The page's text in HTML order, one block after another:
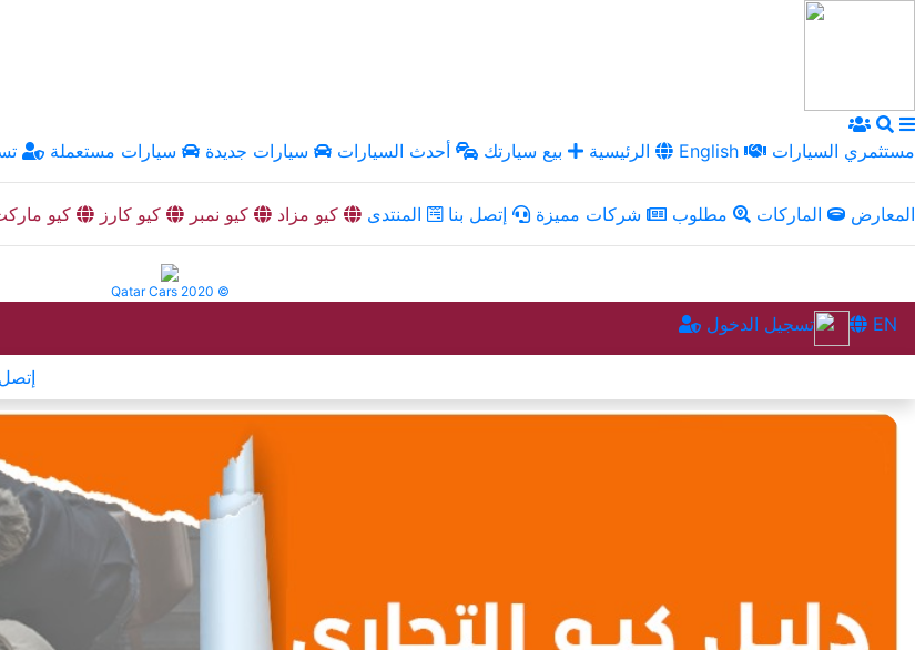
الرئيسية بيع سيارتك أحدث السيارات سيارات جديدة سيارات مستعملة English مستثمري السيارات
المعارض الماركات مطلوب شركات مميزة إتصل بنا المنتدى كيو مزاد كيو نمبر كيو كارز كيو
Qatar Cars 2020 ©
تسجيل الدخول EN
إتصل